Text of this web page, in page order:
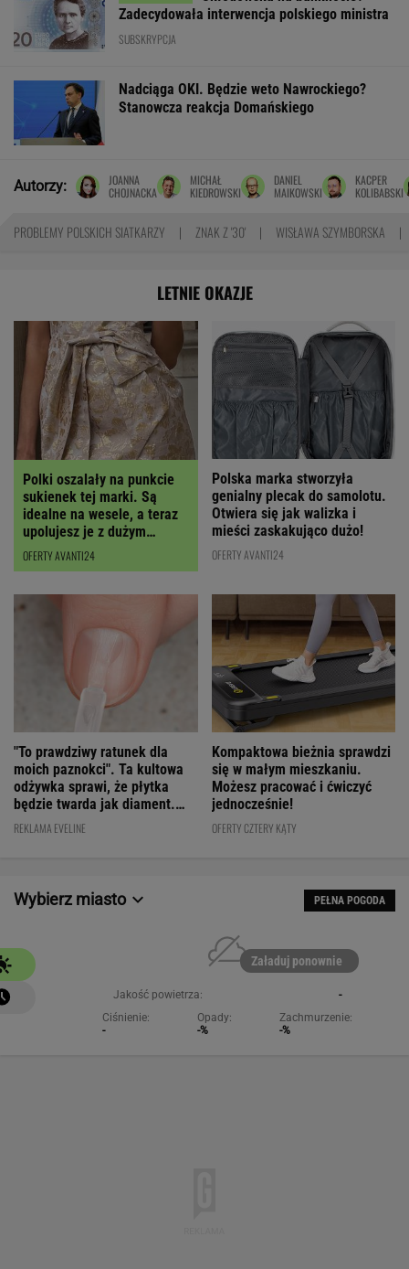
Zadecydowała interwencja polskiego ministra
SUBSKRYPCJA
Nadciąga OKI. Będzie weto Nawrockiego?
Stanowcza reakcja Domańskiego
Autorzy:
JOANNA
CHOJNACKA
MICHAŁ
KIEDROWSKI
DANIEL
MAIKOWSKI
KACPER
KOLIBABSKI
PROBLEMY POLSKICH SIATKARZY ZNAK Z '30' WISŁAWA SZYMBORSKA
LETNIE OKAZJE
Polki oszalały na punkcie
sukienek tej marki. Są
idealne na wesele, a teraz
upolujesz je z dużym
RABATEM
OFERTY AVANTI24
Polska marka stworzyła
genialny plecak do samolotu.
Otwiera się jak walizka i
mieści zaskakująco dużo!
OFERTY AVANTI24
"To prawdziwy ratunek dla
moich paznokci". Ta kultowa
odżywka sprawi, że płytka
będzie twarda jak diament.
Cena? WOW!
REKLAMA EVELINE
Kompaktowa bieżnia sprawdzi
się w małym mieszkaniu.
Możesz pracować i ćwiczyć
jednocześnie!
OFERTY CZTERY KĄTY
Wybierz miasto PEŁNA POGODA
Załaduj ponownie
Jakość powietrza:
-
Ciśnienie:
-
Opady:
-%
Zachmurzenie:
-%